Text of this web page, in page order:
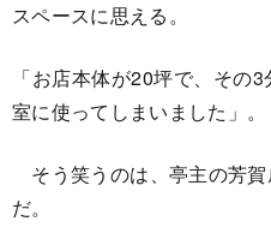
スペースに思える。
「お店本体が20坪で、その
室に使ってしまいました」。
そう笑うのは、亭主の芳
だ。